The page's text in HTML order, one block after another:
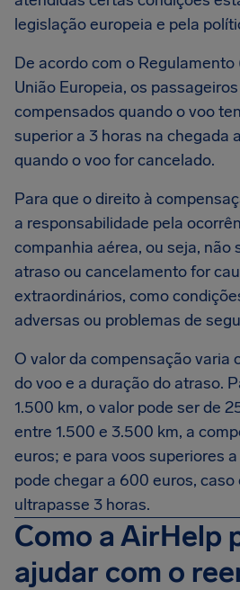
legislação europeia e pela
De acordo com o
União Europeia, os
compensados quando o voo
superior a 3 horas na chegada
quando o voo for cancelado.
Para que o direito à
a responsabilidade pela
companhia aérea, ou seja, não
atraso ou cancelamento for
extraordinários, como
adversas ou problemas de
O valor da compensação varia
do voo e a duração do atraso.
1.500 km, o valor pode ser de
entre 1.500 e 3.500 km, a
euros; e para voos superiores
pode chegar a 600 euros,
ultrapasse 3 horas.
Como a AirHelp
ajudar com o